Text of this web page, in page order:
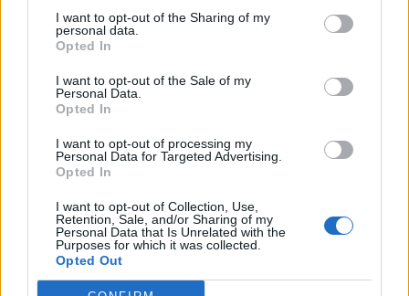
I want to opt-out of the Sharing of my
personal data.
Opted In
I want to opt-out of the Sale of my
Personal Data.
Opted In
I want to opt-out of processing my
Personal Data for Targeted Advertising.
Opted In
I want to opt-out of Collection, Use,
Retention, Sale, and/or Sharing of my
Personal Data that Is Unrelated with the
Purposes for which it was collected.
Opted Out
Τράπεζα σταματά τις
αυξήσεις επιτοκίων, μετά
την τελευταία κατά 0,25%
26/01/2023 - 07:51
Άρειος Πάγος: Σήμερα
κρίνεται η νομιμότητα ή όχι
πλειστηριασμών από